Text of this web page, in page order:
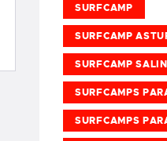
SURFCAMP
SURFCAMP
SURFCAMP
SURFCAMPS
SURFCAMPS